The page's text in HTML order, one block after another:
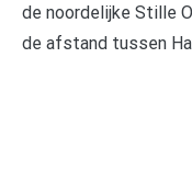
de noordelijke Stille
de afstand tussen